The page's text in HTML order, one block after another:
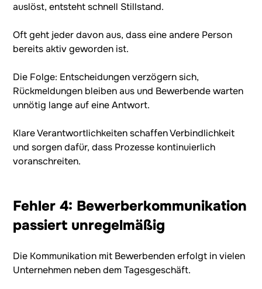
auslöst, entsteht schnell Stillstand.
Oft geht jeder davon aus, dass eine andere Person
bereits aktiv geworden ist.
Die Folge: Entscheidungen verzögern sich,
Rückmeldungen bleiben aus und Bewerbende warten
unnötig lange auf eine Antwort.
Klare Verantwortlichkeiten schaffen Verbindlichkeit
und sorgen dafür, dass Prozesse kontinuierlich
voranschreiten.
Fehler 4: Bewerberkommunikation
passiert unregelmäßig
Die Kommunikation mit Bewerbenden erfolgt in vielen
Unternehmen neben dem Tagesgeschäft.